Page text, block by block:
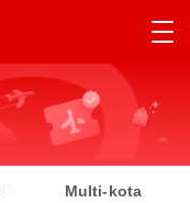
Multi-kota